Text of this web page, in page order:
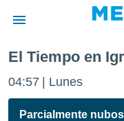
de
por
El Tiempo en
04:57 Lunes
Parcialmente